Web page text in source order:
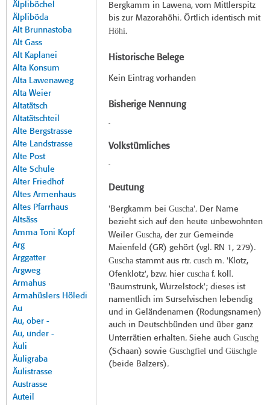
Älpliböchel
Älpliböda
Alt Brunnastoba
Alt Gass
Alt Kaplanei
Alta Konsum
Alta Lawenaweg
Alta Weier
Altatätsch
Altatätschteil
Alte Bergstrasse
Alte Landstrasse
Alte Post
Alte Schule
Alter Friedhof
Altes Armenhaus
Altes Pfarrhaus
Altsäss
Amma Toni Kopf
Arg
Arggatter
Argweg
Armahus
Armahüslers Höledi
Au
Au, ober -
Au, under -
Äuli
Äuligraba
Äulistrasse
Austrasse
Auteil
Bergkamm in Lawena, vom Mittlerspitz
bis zur Mazorahöhi. Örtlich identisch mit
Höhi.
Historische Belege
Kein Eintrag vorhanden
Bisherige Nennung
-
Volkstümliches
-
Deutung
'Bergkamm bei Guscha'. Der Name
bezieht sich auf den heute unbewohnten
Weiler Guscha, der zur Gemeinde
Maienfeld (GR) gehört (vgl. RN 1, 279).
Guschastammt aus rtr. cuschm. 'Klotz,
Ofenklotz', bzw. hier cuschaf. koll.
'Baumstrunk, Wurzelstock'; dieses ist
namentlich im Surselvischen lebendig
und in Geländenamen (Rodungsnamen)
auch in Deutschbünden und über ganz
Unterrätien erhalten. Siehe auch Guschg
(Schaan) sowie Guschgfielund Güschgle
(beide Balzers).